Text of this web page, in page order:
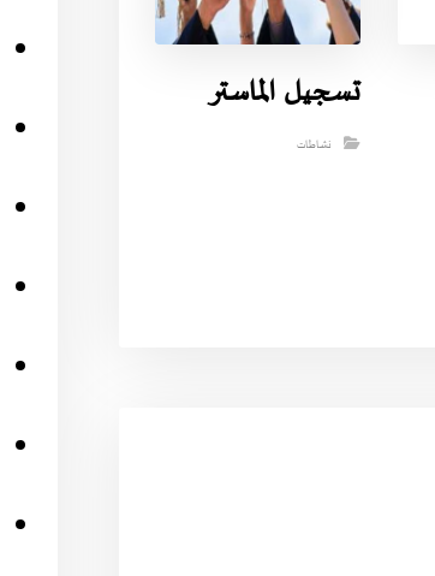
تسجيل الماستر
نشاطات